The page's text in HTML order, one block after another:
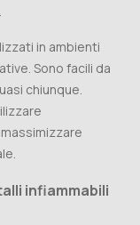
in ambienti
Sono facili da
chiunque.
infiammabili